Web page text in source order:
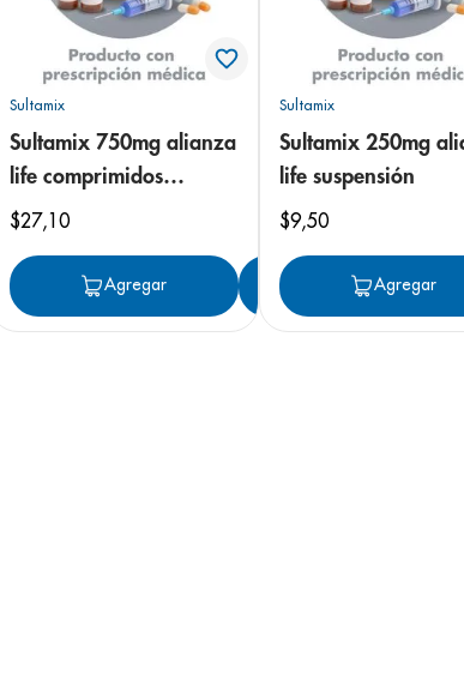
Agregar
Sultamix
Sultamix 750mg alianza
life comprimidos
recubiertos
$27,10
Agregar Agregar
Sultamix
Sultamix 250mg
life suspensión
$9,50
Agregar